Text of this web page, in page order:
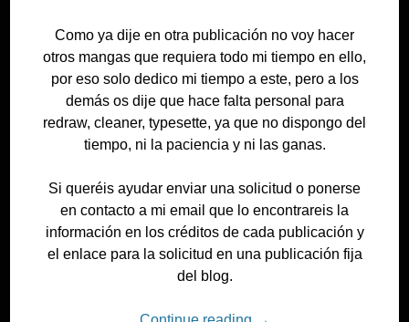
Como ya dije en otra publicación no voy hacer
otros mangas que requiera todo mi tiempo en ello,
por eso solo dedico mi tiempo a este, pero a los
demás os dije que hace falta personal para
redraw, cleaner, typesette, ya que no dispongo del
tiempo, ni la paciencia y ni las ganas.
Si queréis ayudar enviar una solicitud o ponerse
en contacto a mi email que lo encontrareis la
información en los créditos de cada publicación y
el enlace para la solicitud en una publicación fija
del blog.